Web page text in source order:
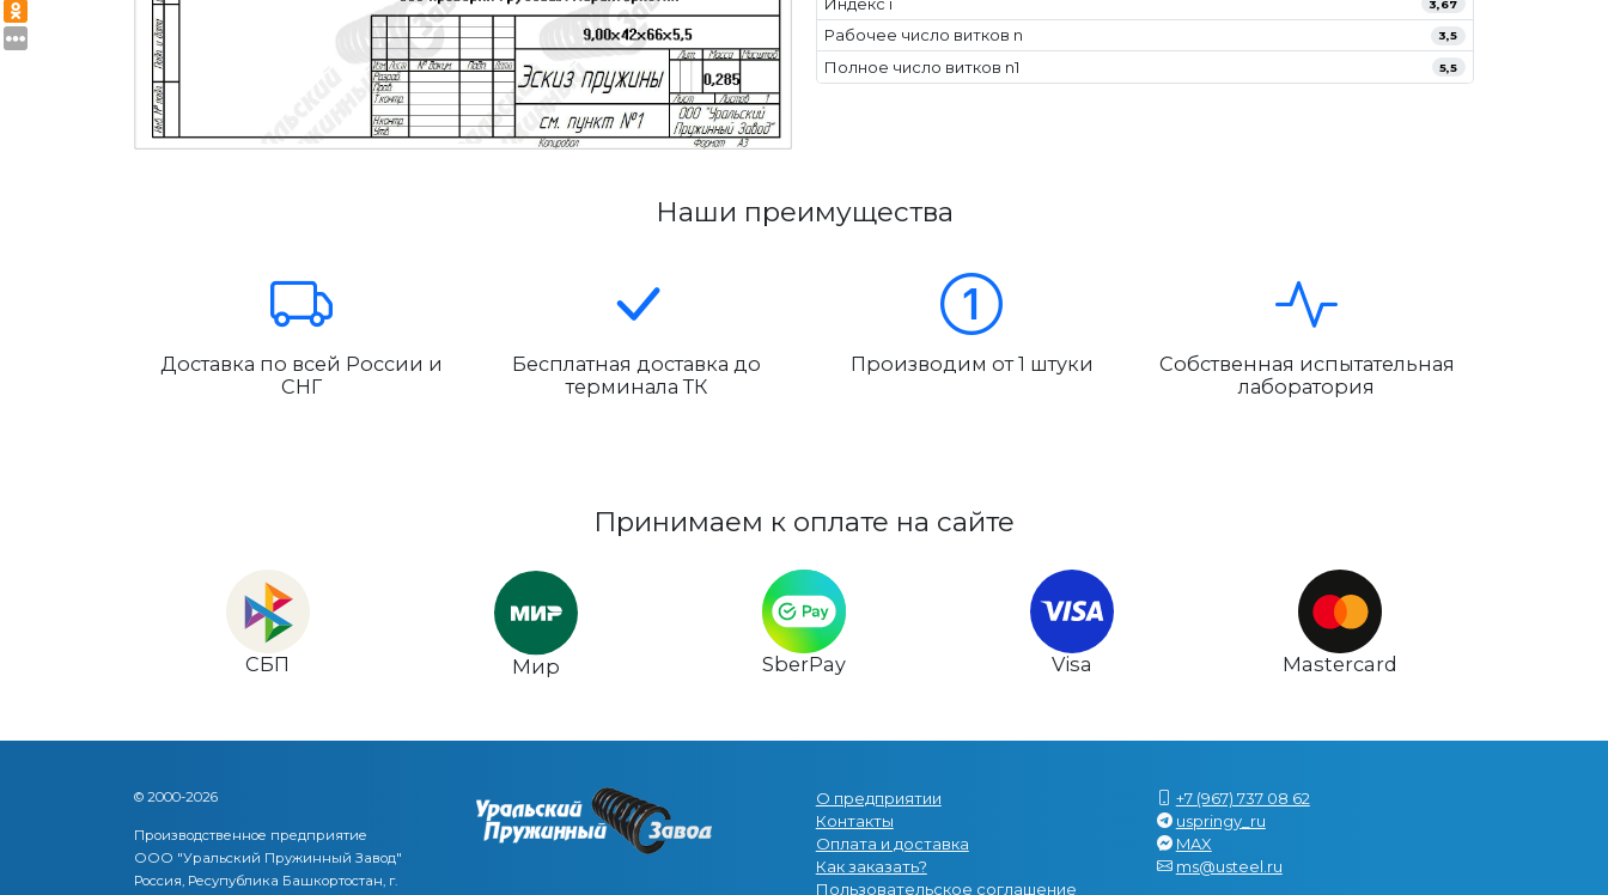
3,67
Рабочее число витков n 3,5
Полное число витков n1 5,5
Наши преимущества
Доставка по всей России и
СНГ
Бесплатная доставка до
терминала ТК
Производим от 1 штуки
Собственная испытательная
лаборатория
Принимаем к оплате на сайте
СБП Мир SberPay Visa Mastercard
© 2000-2026
Производственное предприятие
ООО "Уральский Пружинный Завод"
Россия, Ресупублика Башкортостан, г.
О предприятии
Контакты
Оплата и доставка
Как заказать?
Пользовательское соглашение
+7 (967) 737 08 62
uspringy_ru
MAX
ms@usteel.ru